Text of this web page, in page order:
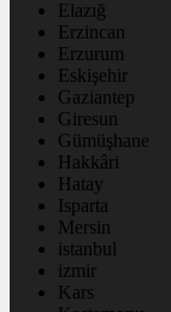
Elazığ
Erzincan
Erzurum
Eskişehir
Gaziantep
Giresun
Gümüşhane
Hakkâri
Hatay
Isparta
Mersin
istanbul
izmir
Kars